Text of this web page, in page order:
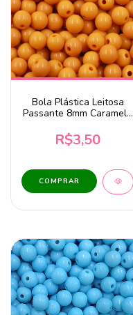
Bola Plástica Leitosa
Passante 8mm Caramelo
R$3,50